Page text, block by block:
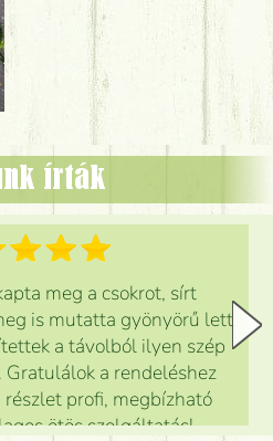
írták
meg a csokrot, sírt
is mutatta gyönyörű lett.
a távolból ilyen szép
a rendeléshez
profi, megbízható
ötös szolgáltatás!